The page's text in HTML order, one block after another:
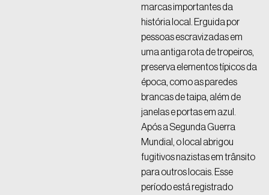
marcas importantes da
história local. Erguida por
pessoas escravizadas em
uma antiga rota de tropeiros,
preserva elementos típicos da
época, como as paredes
brancas de taipa, além de
janelas e portas em azul.
Após a Segunda Guerra
Mundial, o local abrigou
fugitivos nazistas em trânsito
para outros locais. Esse
período está registrado